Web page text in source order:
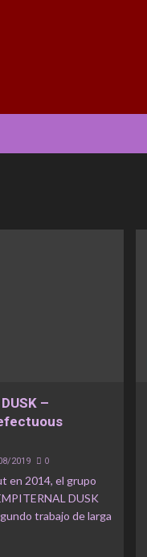
–
2019 0
en 2014, el grupo
DUSK
trabajo de larga